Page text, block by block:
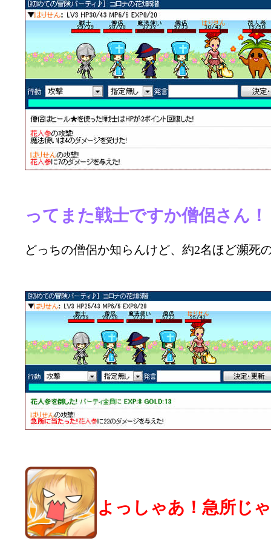
ってまた戦士ですか僧侶さん！
どっちの僧侶か知らんけど、約2名ほど瀕死
よっしゃあ！急所じ